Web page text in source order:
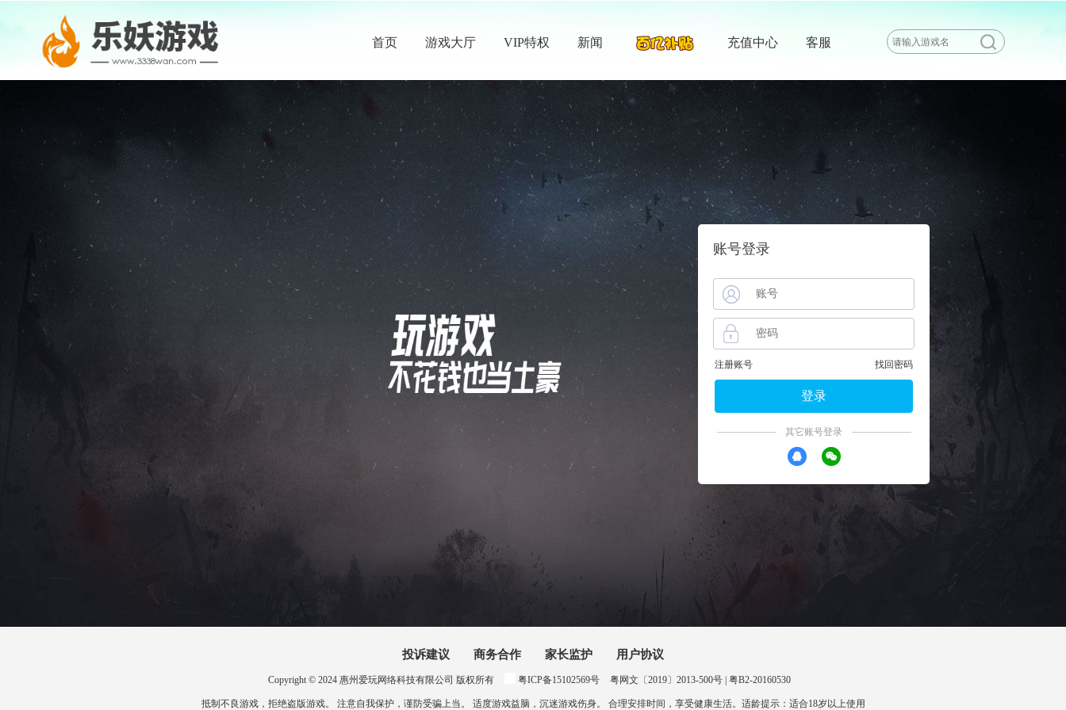
首页 游戏大厅 VIP特权 新闻 充值中心 客服
账号登录
注册账号 找回密码
登录
其它账号登录
投诉建议 商务合作 家长监护 用户协议
Copyright © 2024 惠州爱玩网络科技有限公司 版权所有 粤ICP备15102569号 粤网文〔2019〕2013-500号 | 粤B2-20160530
抵制不良游戏，拒绝盗版游戏。 注意自我保护，谨防受骗上当。 适度游戏益脑，沉迷游戏伤身。 合理安排时间，享受健康生活。适龄提示：适合18岁以上使用